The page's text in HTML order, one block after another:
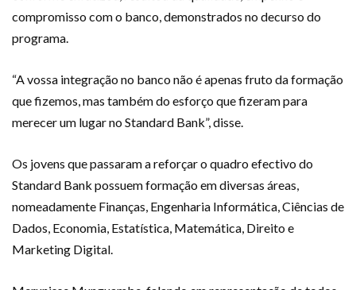
compromisso com o banco, demonstrados no decurso do
programa.
“A vossa integração no banco não é apenas fruto da formação
que fizemos, mas também do esforço que fizeram para
merecer um lugar no Standard Bank”, disse.
Os jovens que passaram a reforçar o quadro efectivo do
Standard Bank possuem formação em diversas áreas,
nomeadamente Finanças, Engenharia Informática, Ciências de
Dados, Economia, Estatística, Matemática, Direito e
Marketing Digital.